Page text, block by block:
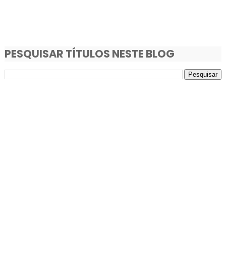
PESQUISAR TÍTULOS NESTE BLOG